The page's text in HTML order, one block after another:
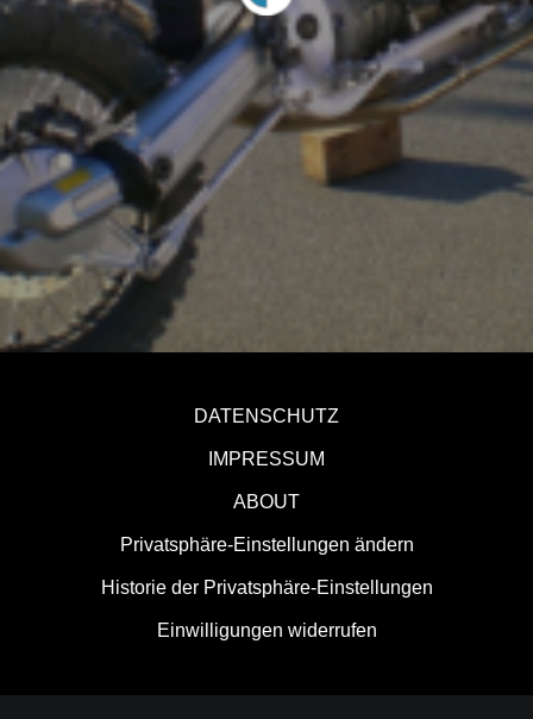
DATENSCHUTZ
IMPRESSUM
ABOUT
Privatsphäre-Einstellungen ändern
Historie der Privatsphäre-Einstellungen
Einwilligungen widerrufen